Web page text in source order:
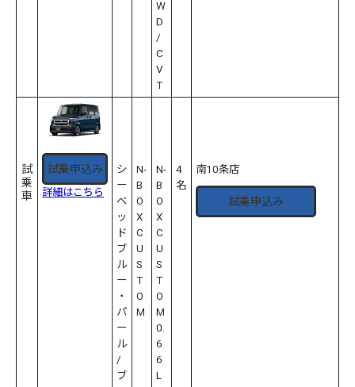
W
D
/
C
V
T
試
乗
車
試乗申込み
詳細はこちら
シ
ー
ベ
ッ
ド
ブ
ル
ー
・
パ
ー
ル
/
ブ
N-
B
O
X
C
U
S
T
O
M
N-
B
O
X
C
U
S
T
O
M
0.
6
6
L
4
名
南10条店
試乗申込み